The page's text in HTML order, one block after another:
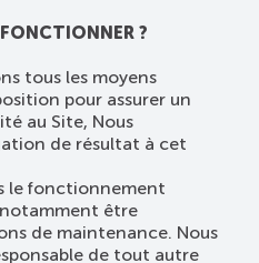
?
tous les moyens
pour assurer un
au Site, Nous
de résultat à cet
le fonctionnement
être
de maintenance. Nous
de tout autre